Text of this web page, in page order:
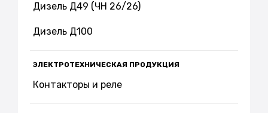
Дизель Д49 (ЧН 26/26)
Дизель Д100
ЭЛЕКТРОТЕХНИЧЕСКАЯ ПРОДУКЦИЯ
Контакторы и реле